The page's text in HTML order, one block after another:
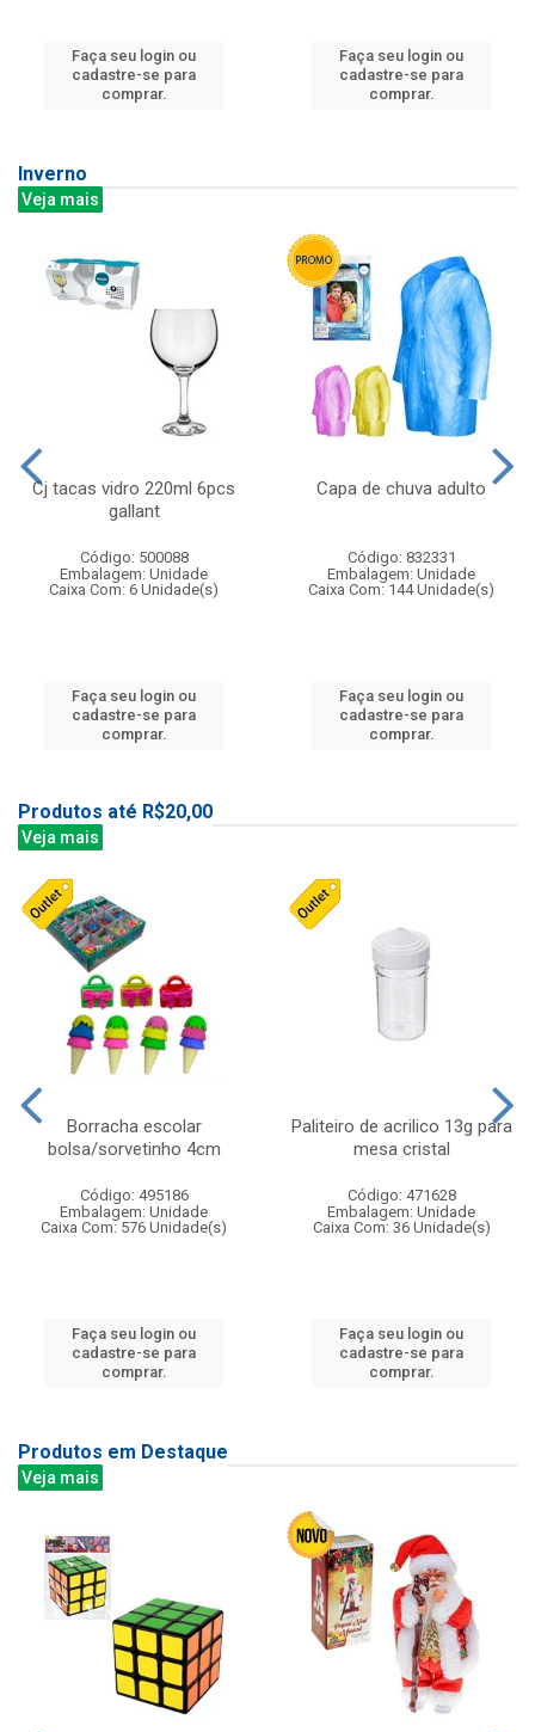
Faça seu login ou
cadastre-se para
comprar.
Faça seu login ou
cadastre-se para
comprar.
Inverno
Veja mais
Cj tacas vidro 220ml 6pcs
gallant
Código: 500088
Embalagem: Unidade
Caixa Com: 6 Unidade(s)
Faça seu login ou
cadastre-se para
comprar.
Capa de chuva adulto
Código: 832331
Embalagem: Unidade
Caixa Com: 144 Unidade(s)
Faça seu login ou
cadastre-se para
comprar.
Produtos até R$20,00
Veja mais
Borracha escolar
bolsa/sorvetinho 4cm
Código: 495186
Embalagem: Unidade
Caixa Com: 576 Unidade(s)
Faça seu login ou
cadastre-se para
comprar.
Paliteiro de acrilico 13g para
mesa cristal
Código: 471628
Embalagem: Unidade
Caixa Com: 36 Unidade(s)
Faça seu login ou
cadastre-se para
comprar.
Produtos em Destaque
Veja mais